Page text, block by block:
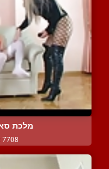
מלכת
7708 צפיות